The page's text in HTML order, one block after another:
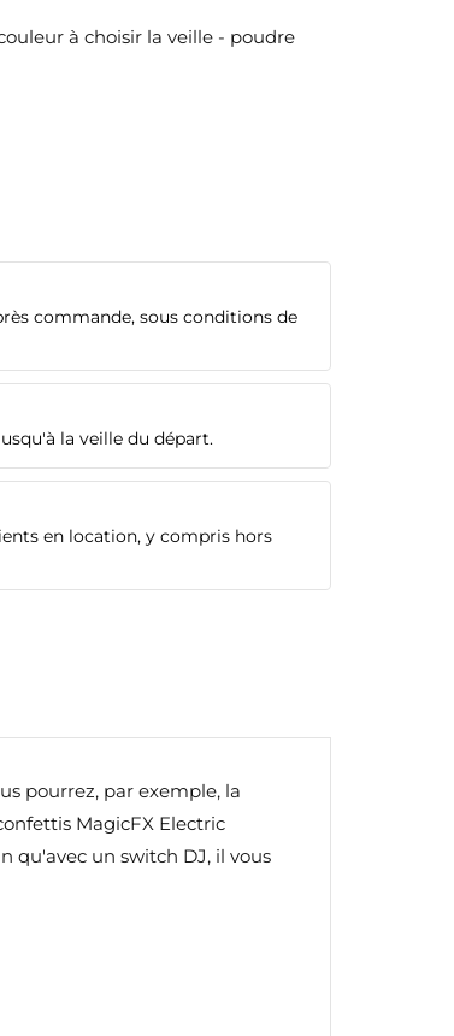
à choisir la veille - poudre
commande, sous conditions de
la veille du départ.
en location, y compris hors
pourrez, par exemple, la
MagicFX Electric
qu'avec un switch DJ, il vous